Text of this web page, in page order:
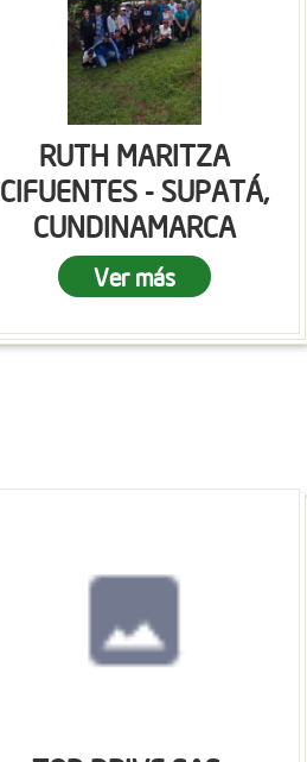
RUTH MARITZA
CIFUENTES - SUPATÁ,
CUNDINAMARCA
Ver más